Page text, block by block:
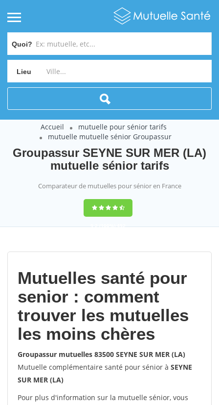
Quoi?
Lieu
Accueil
mutuelle pour sénior tarifs
mutuelle mutuelle sénior Groupassur
Groupassur SEYNE SUR MER (LA)
mutuelle sénior tarifs
Comparateur de mutuelles pour sénior en France
9,2(100%)452
Mutuelles santé pour
senior : comment
trouver les mutuelles
les moins chères
Groupassur mutuelles 83500 SEYNE SUR MER (LA)
Mutuelle complémentaire santé pour sénior à SEYNE
SUR MER (LA)
Pour plus d'information sur la mutuelle sénior, vous